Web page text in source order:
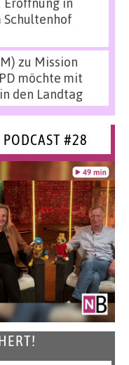
Schultenhof
zu Mission
möchte mit
den Landtag
PODCAST #28